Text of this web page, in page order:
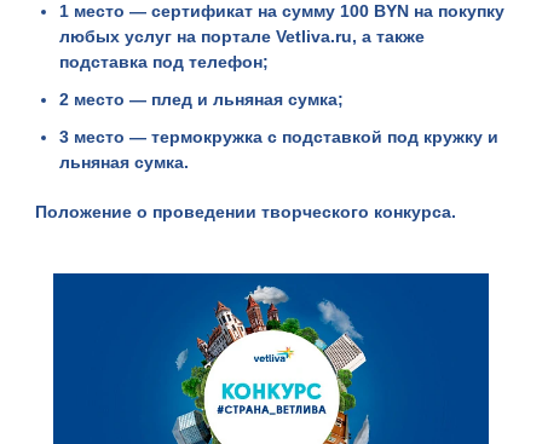
1 место — сертификат на сумму 100 BYN на покупку
любых услуг на портале Vetliva.ru, а также
подставка под телефон;
2 место — плед и льняная сумка;
3 место — термокружка с подставкой под кружку и
льняная сумка.
Положение о проведении творческого конкурса.